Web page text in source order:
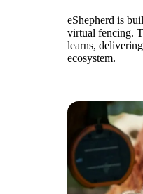
eShepherd is
virtual fencing.
learns,
ecosystem.